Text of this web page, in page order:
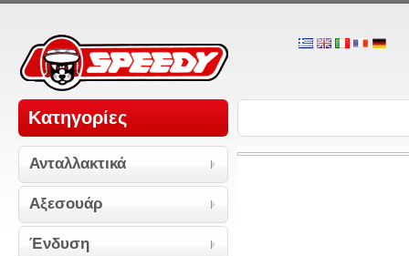
Κατηγορίες
Ανταλλακτικά
Αξεσουάρ
Ένδυση